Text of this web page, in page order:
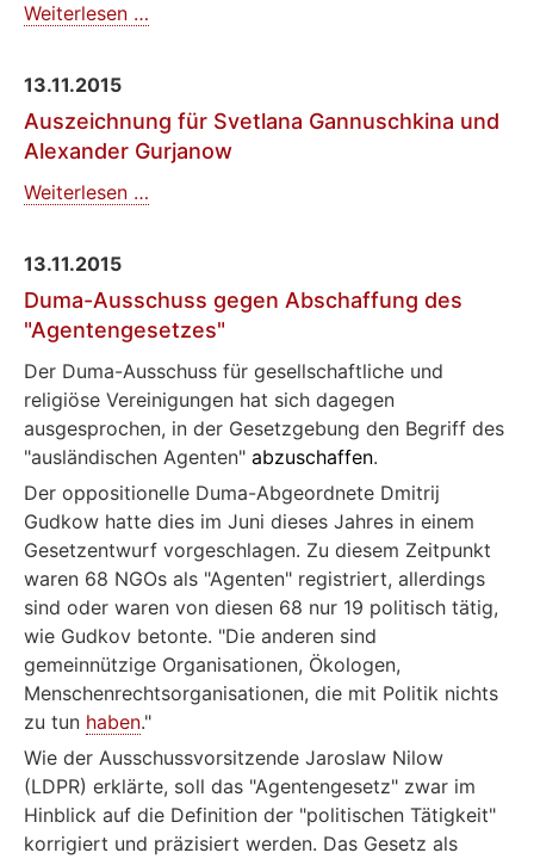
Weiterlesen …
zurückgenommen?
13.11.2015
Auszeichnung für Svetlana Gannuschkina und
Alexander Gurjanow
Weiterlesen …
und
Alexander
Gurjanow
13.11.2015
Duma-Ausschuss gegen Abschaffung des
"Agentengesetzes"
Der Duma-Ausschuss für gesellschaftliche und
religiöse Vereinigungen hat sich dagegen
ausgesprochen, in der Gesetzgebung den Begriff des
"ausländischen Agenten" abzuschaffen.
Der oppositionelle Duma-Abgeordnete Dmitrij
Gudkow hatte dies im Juni dieses Jahres in einem
Gesetzentwurf vorgeschlagen. Zu diesem Zeitpunkt
waren 68 NGOs als "Agenten" registriert, allerdings
sind oder waren von diesen 68 nur 19 politisch tätig,
wie Gudkov betonte. "Die anderen sind
gemeinnützige Organisationen, Ökologen,
Menschenrechtsorganisationen, die mit Politik nichts
zu tun haben."
Wie der Ausschussvorsitzende Jaroslaw Nilow
(LDPR) erklärte, soll das "Agentengesetz" zwar im
Hinblick auf die Definition der "politischen Tätigkeit"
korrigiert und präzisiert werden. Das Gesetz als